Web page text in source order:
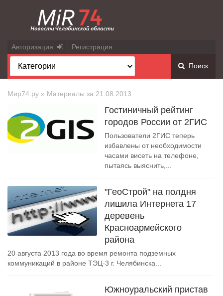
Авторизация Регистрация
Поиск
Мир74.ру » Материалы за 21.08.2013
Гостиничный рейтинг
городов России от 2ГИС
Пользователи 2ГИС теперь
избавлены от необходимости
часами висеть на телефоне,
пытаясь выяснить,...
"ГеоСтрой" на полдня
лишила Интернета 17
деревень
Красноармейского
района
20 августа 2013 года во время ремонта подземных
коммуникаций в районе ТЭЦ-3 г. Челябинска...
Южноуральский пристав